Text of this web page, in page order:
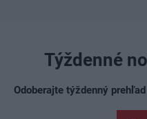
Týždenné
Odoberajte týždenný